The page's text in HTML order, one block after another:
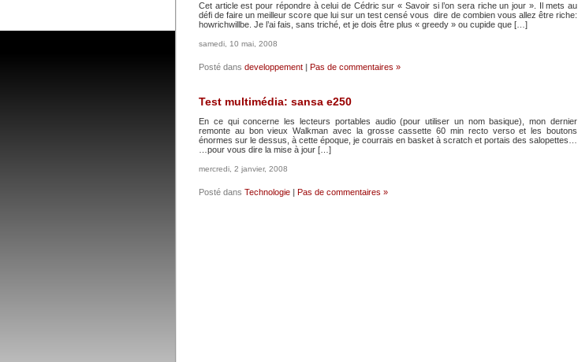
Cet article est pour répondre à celui de Cédric sur « Savoir si l’on sera riche un jour ». Il mets au
défi de faire un meilleur score que lui sur un test censé vous dire de combien vous allez être riche:
howrichwillbe. Je l’ai fais, sans triché, et je dois être plus « greedy » ou cupide que […]
samedi, 10 mai, 2008
Posté dans developpement | Pas de commentaires »
Test multimédia: sansa e250
En ce qui concerne les lecteurs portables audio (pour utiliser un nom basique), mon dernier
remonte au bon vieux Walkman avec la grosse cassette 60 min recto verso et les boutons
énormes sur le dessus, à cette époque, je courrais en basket à scratch et portais des salopettes…
…pour vous dire la mise à jour […]
mercredi, 2 janvier, 2008
Posté dans Technologie | Pas de commentaires »